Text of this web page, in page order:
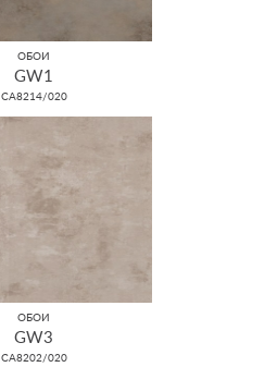
ОБОИ
GW1
CA8214/020
ОБОИ
GW3
CA8202/020